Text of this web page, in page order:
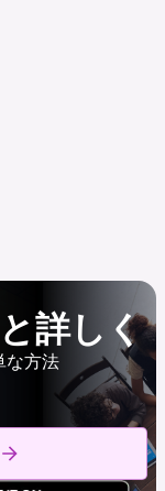
詳しく
な方法